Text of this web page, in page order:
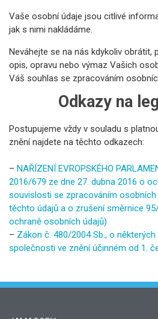
Vaše osobní údaje jsou citlivé
jak s nimi nakládáme.
Neváhejte se na nás kdykoliv obrátit,
opis, opravu nebo výmaz Vašich
Váš souhlas se zpracováním
Odkazy na
Postupujeme vždy v souladu s
znění najdete na těchto odkazech:
– NAŘÍZENÍ EVROPSKÉHO
2016/679 ze dne 27. dubna 2016 o
souvislosti se zpracováním
těchto údajů a o zrušení směrnice
ochraně osobních údajů)
– Zákon č. 480/2004 Sb., o
společnosti ve znění účinném od 1.